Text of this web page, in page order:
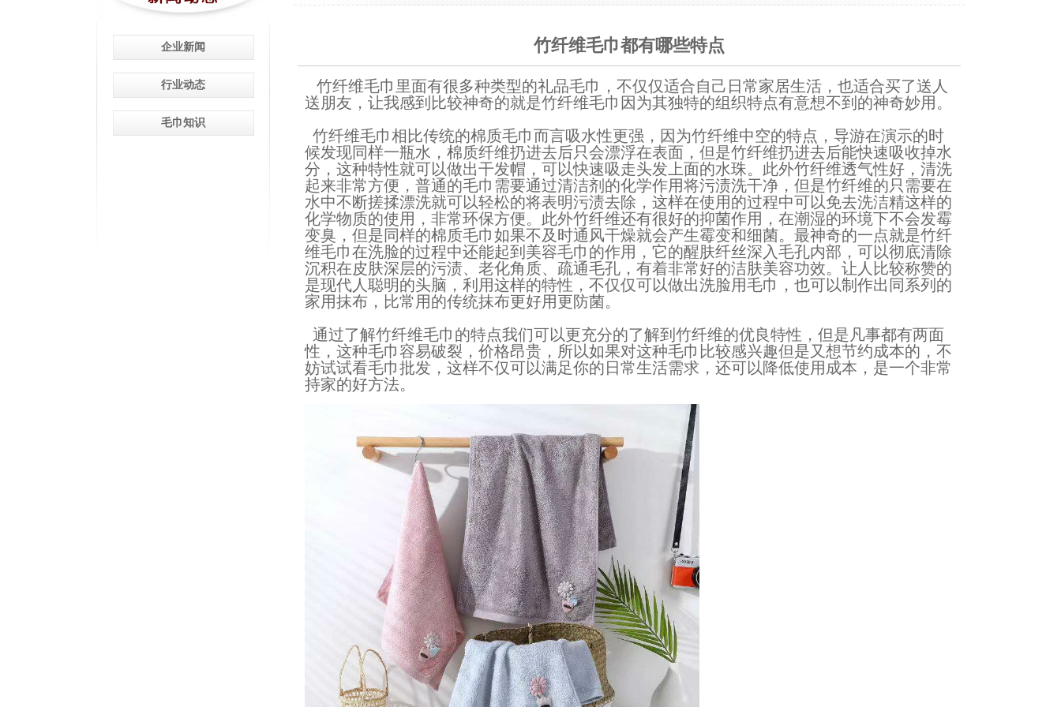
企业新闻
行业动态
毛巾知识
竹纤维毛巾都有哪些特点
竹纤维毛巾 里面有很多种类型的礼品毛巾 ，不仅仅适合自己日常家居生活，也适合买了送人
送朋友，让我感到比较神奇的就是竹纤维毛巾 因为其独特的组织特点有意想不到的神奇妙用。
竹纤维毛巾相比传统的棉质毛巾而言吸水性更强，因为竹纤维中空的特点，导游在演示的时
候发现同样一瓶水，棉质纤维扔进去后只会漂浮在表面，但是竹纤维扔进去后能快速吸收掉水
分，这种特性就可以做出干发帽，可以快速吸走头发上面的水珠。此外竹纤维透气性好，清洗
起来非常方便，普通的毛巾需要通过清洁剂的化学作用将污渍洗干净，但是竹纤维的只需要在
水中不断搓揉漂洗就可以轻松的将表明污渍去除，这样在使用的过程中可以免去洗洁精这样的
化学物质的使用，非常环保方便。此外竹纤维还有很好的抑菌作用，在潮湿的环境下不会发霉
变臭，但是同样的棉质毛巾如果不及时通风干燥就会产生霉变和细菌。最神奇的一点就是竹纤
维毛巾在洗脸的过程中还能起到美容毛巾的作用，它的醒肤纤丝深入毛孔内部，可以彻底清除
沉积在皮肤深层的污渍、老化角质、疏通毛孔，有着非常好的洁肤美容功效。让人比较称赞的
是现代人聪明的头脑，利用这样的特性，不仅仅可以做出洗脸用毛巾 ，也可以制作出同系列的
家用抹布，比常用的传统抹布更好用更防菌。
通过了解竹纤维毛巾的特点我们可以更充分的了解到竹纤维的优良特性，但是凡事都有两面
性，这种毛巾容易破裂，价格昂贵，所以如果对这种毛巾 比较感兴趣但是又想节约成本的，不
妨试试看毛巾批发 ，这样不仅可以满足你的日常生活需求，还可以降低使用成本，是一个非常
持家的好方法。